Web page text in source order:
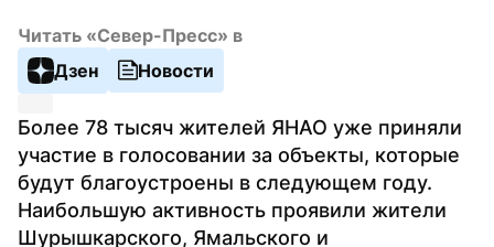
Читать «Север-Пресс» в
Дзен
Новости
Более 78 тысяч жителей ЯНАО уже приняли
участие в голосовании за объекты, которые
будут благоустроены в следующем году.
Наибольшую активность проявили жители
Шурышкарского, Ямальского и